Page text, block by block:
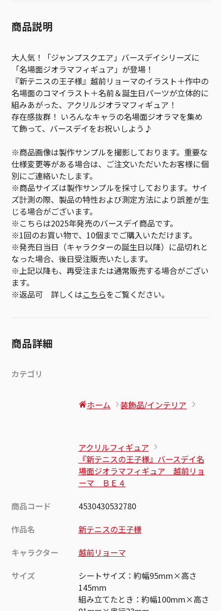
商品説明
大人気！「ジャンプスクエア」バースデイシリーズに
「名場面ジオラマフィギュア」が登場！
『新テニスの王子様』越前リョーマのイラスト＋作中の
名場面のコマイラスト＋名前＆誕生日パーツが立体的に
組みあがった、アクリルジオラマフィギュア！
存在感抜群！ いろんなキャラの名場面ジオラマを集め
て飾って、バースデイをお祝いしよう♪
※商品画像は製作サンプルを撮影しております。重要な
仕様変更等がある場合は、ご注文いただいたお客様に個
別にご連絡いたします。
※商品サイズは製作サンプルを採寸しております。サイ
ズ計測の際、製品の特性および測定方法により誤差が生
じる場合がございます。
※こちらは2025年発売のバースデイ商品です。
※1回のお買い物で、10個までご購入いただけます。
※発売日当日（キャラクターの誕生日以降）に品切れと
なった場合、後日受注販売いたします。
※上記以降も、再受注または通常販売する場合がござい
ます。
※返品可 詳しくはこちらをご覧ください。
商品詳細
カテゴリ
ホーム 装飾品/インテリア
アクリルフィギュア
『新テニスの王子様』バースデイ名
場面ジオラマフィギュア 越前リョ
ーマ ＢＥ４
商品コード
4530430532780
作品名
新テニスの王子様
キャラクター
越前リョーマ
サイズ
シートサイズ：約幅95mm×高さ
145mm
組み立てたとき：約幅100mm×高さ